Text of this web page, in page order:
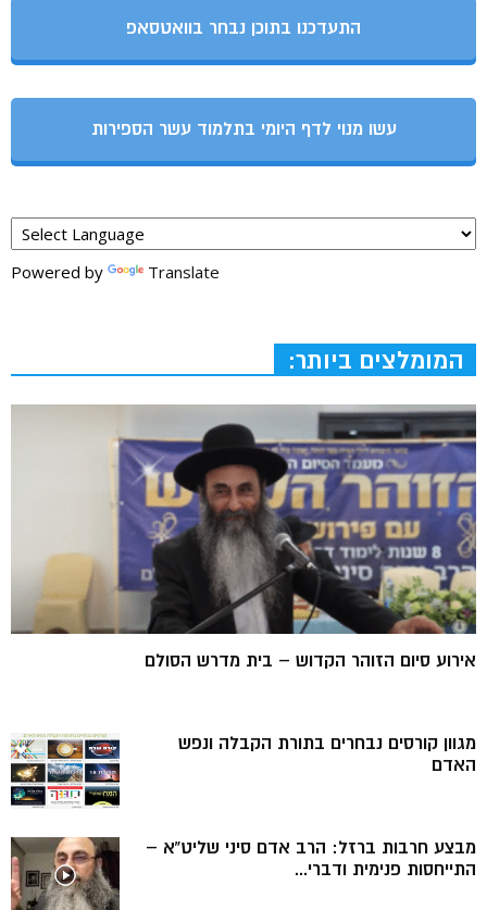
התעדכנו בתוכן נבחר בוואטסאפ
עשו מנוי לדף היומי בתלמוד עשר הספירות
Powered by Translate
המומלצים ביותר:
אירוע סיום הזוהר הקדוש – בית מדרש הסולם
מגוון קורסים נבחרים בתורת הקבלה ונפש
האדם
מבצע חרבות ברזל: הרב אדם סיני שליט”א –
התייחסות פנימית ודברי...